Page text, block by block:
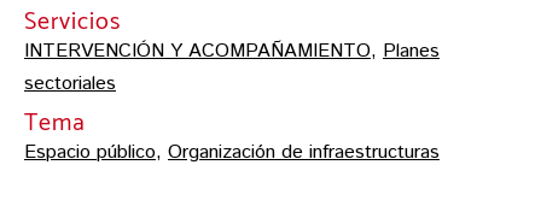
Servicios
INTERVENCIÓN Y ACOMPAÑAMIENTO, Planes
sectoriales
Tema
Espacio público, Organización de infraestructuras